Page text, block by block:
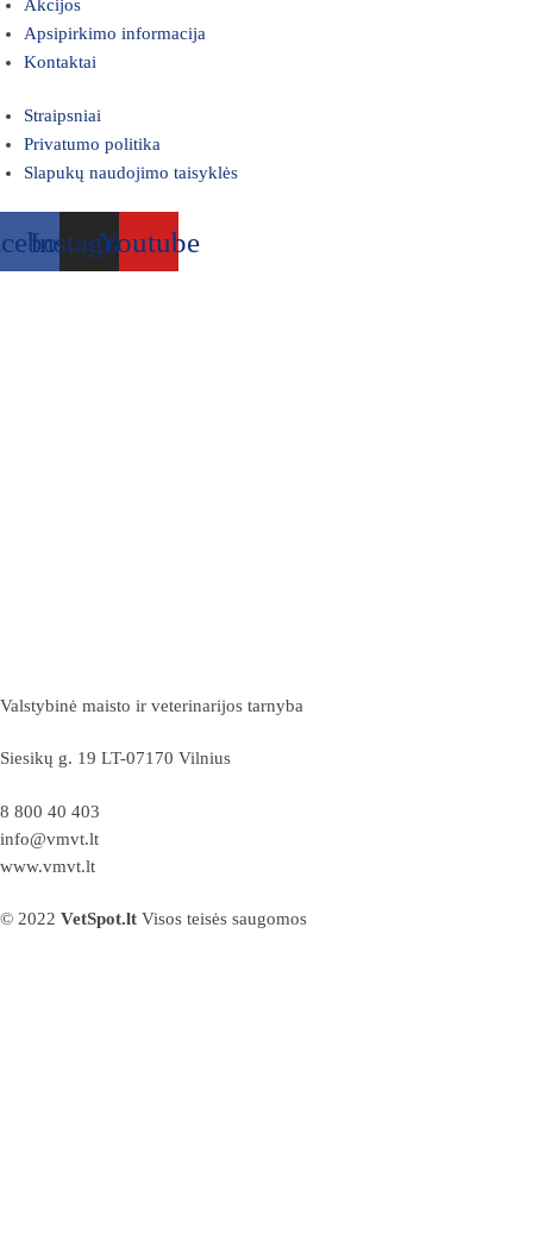
Akcijos
Apsipirkimo informacija
Kontaktai
Straipsniai
Privatumo politika
Slapukų naudojimo taisyklės
InstagramYoutube
Valstybinė maisto ir veterinarijos tarnyba
Siesikų g. 19 LT-07170 Vilnius
8 800 40 403
info@vmvt.lt
www.vmvt.lt
© 2022 VetSpot.lt Visos teisės saugomos